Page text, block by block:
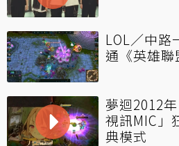
LOL／中路
通《英雄
夢迴2012
視訊MIC」
典模式